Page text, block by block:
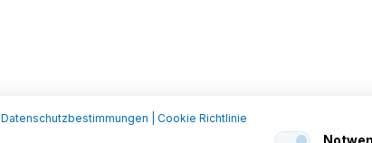
Datenschutzbestimmungen Cookie Richtlinie